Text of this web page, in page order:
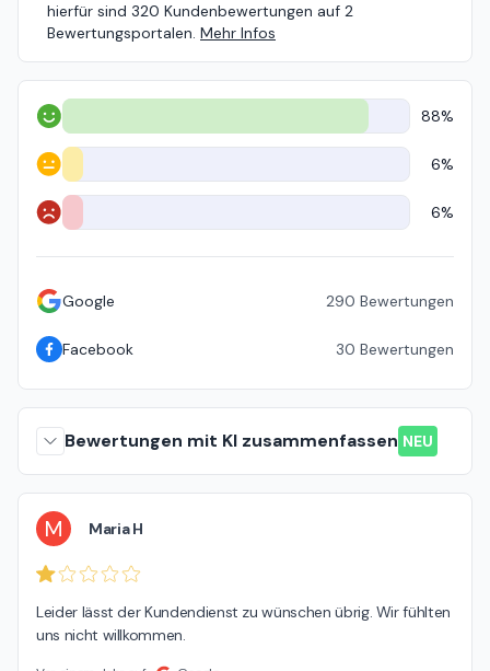
hierfür sind 320 Kundenbewertungen auf 2
Bewertungsportalen. Mehr Infos
Positiv 88%
Neutral 6%
Negativ 6%
Google 290 Bewertungen
Facebook 30 Bewertungen
Bewertungen mit KI zusammenfassen NEU
M Maria H
Leider lässt der Kundendienst zu wünschen übrig. Wir fühlten
uns nicht willkommen.